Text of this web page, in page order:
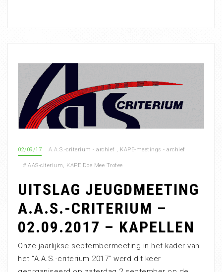
02/09/17 A.A.S.-criterium - archief , KAPE-meetings - archief
# AAS-citerium, KAPE Doe Mee Trofee
UITSLAG JEUGDMEETING
A.A.S.-CRITERIUM –
02.09.2017 – KAPELLEN
Onze jaarlijkse septembermeeting in het kader van
het “A.A.S.-criterium 2017” werd dit keer